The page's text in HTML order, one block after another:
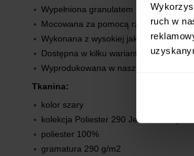
ruch w
Wypełniona granulatem pianki PUR
Mocowana za pomocą rzepa.
Wykonana z wysokiej jakości tkanin.
Dostępna w kilku wariantach
Wyprodukowana w naszym zakładzie w
Tkanina:
kolor szary
kolekcja Poliester 290 Jednobarwny
poliester 100%
gramatura 290 g/m2